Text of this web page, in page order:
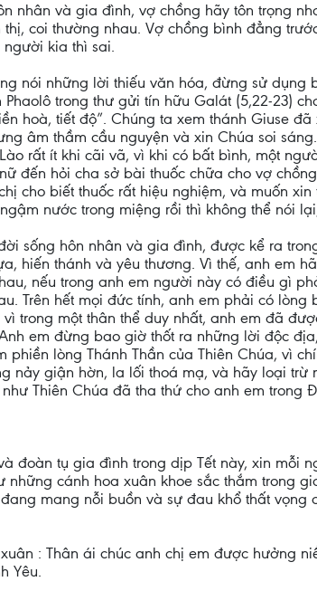
nhân và gia đình, vợ chồng hãy tôn trọng
coi thường nhau. Vợ chồng bình đẳng
kia thì sai.
nói những lời thiếu văn hóa, đừng sử
trong thư gửi tín hữu Galát (5,22-23)
hoà, tiết độ”. Chúng ta xem thánh Giuse
âm thầm cầu nguyện và xin Chúa soi
rất ít khi cãi vã, vì khi có bất bình, một
đến hỏi cha sở bài thuốc chữa cho vợ
cho biết thuốc rất hiệu nghiệm, và muốn
nước trong miệng rồi thì không thể nói
sống hôn nhân và gia đình, được kể ra
hiến thánh và yêu thương. Vì thế, anh em
nếu trong anh em người này có điều gì
Trên hết mọi đức tính, anh em phải có
trong một thân thể duy nhất, anh em đã
em đừng bao giờ thốt ra những lời độc
lòng Thánh Thần của Thiên Chúa, vì
nảy giận hờn, la lối thoá mạ, và hãy loại trừ
Thiên Chúa đã tha thứ cho anh em trong
đoàn tụ gia đình trong dịp Tết này, xin mỗi
cánh hoa xuân khoe sắc thắm trong
mang nỗi buồn và sự đau khổ thất
: Thân ái chúc anh chị em được hưởng
Yêu.